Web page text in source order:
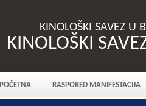
KINOLOŠKI SAVEZ U
KINOLOŠKI
POČETNA RASPORED MANIFESTACIJA